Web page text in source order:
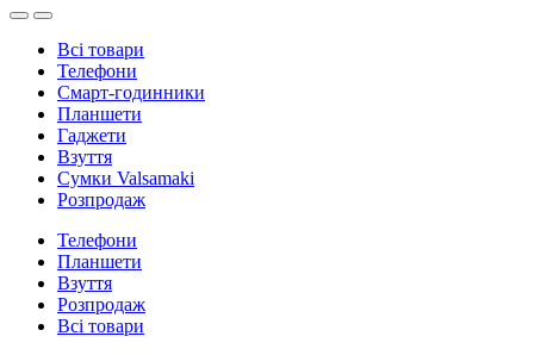
Всі товари
Телефони
Смарт-годинники
Планшети
Гаджети
Взуття
Сумки Valsamaki
Розпродаж
Телефони
Планшети
Взуття
Розпродаж
Всі товари